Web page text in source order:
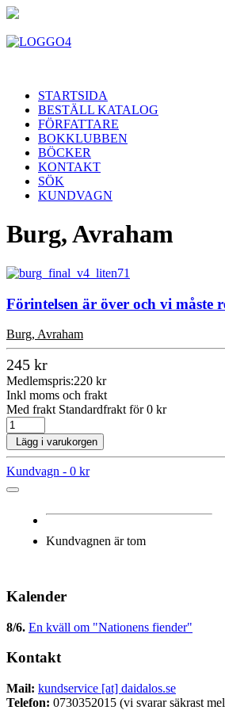
STARTSIDA
BESTÄLL KATALOG
FÖRFATTARE
BOKKLUBBEN
BÖCKER
KONTAKT
SÖK
KUNDVAGN
Burg, Avraham
Förintelsen är över och vi måste
Burg, Avraham
245 kr
Medlemspris:220 kr
Inkl moms och frakt
Med frakt Standardfrakt för 0 kr
Lägg i varukorgen
Kundvagn - 0 kr
Kundvagnen är tom
Kalender
8/6. En kväll om "Nationens fiender"
Kontakt
Mail: kundservice [at] daidalos.se
Telefon: 0730352015 (vi svarar säkrast